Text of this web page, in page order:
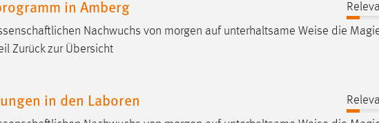
in Amberg
Nachwuchs von morgen auf unterhaltsame Weise die
Zurück zur Übersicht
in den Laboren